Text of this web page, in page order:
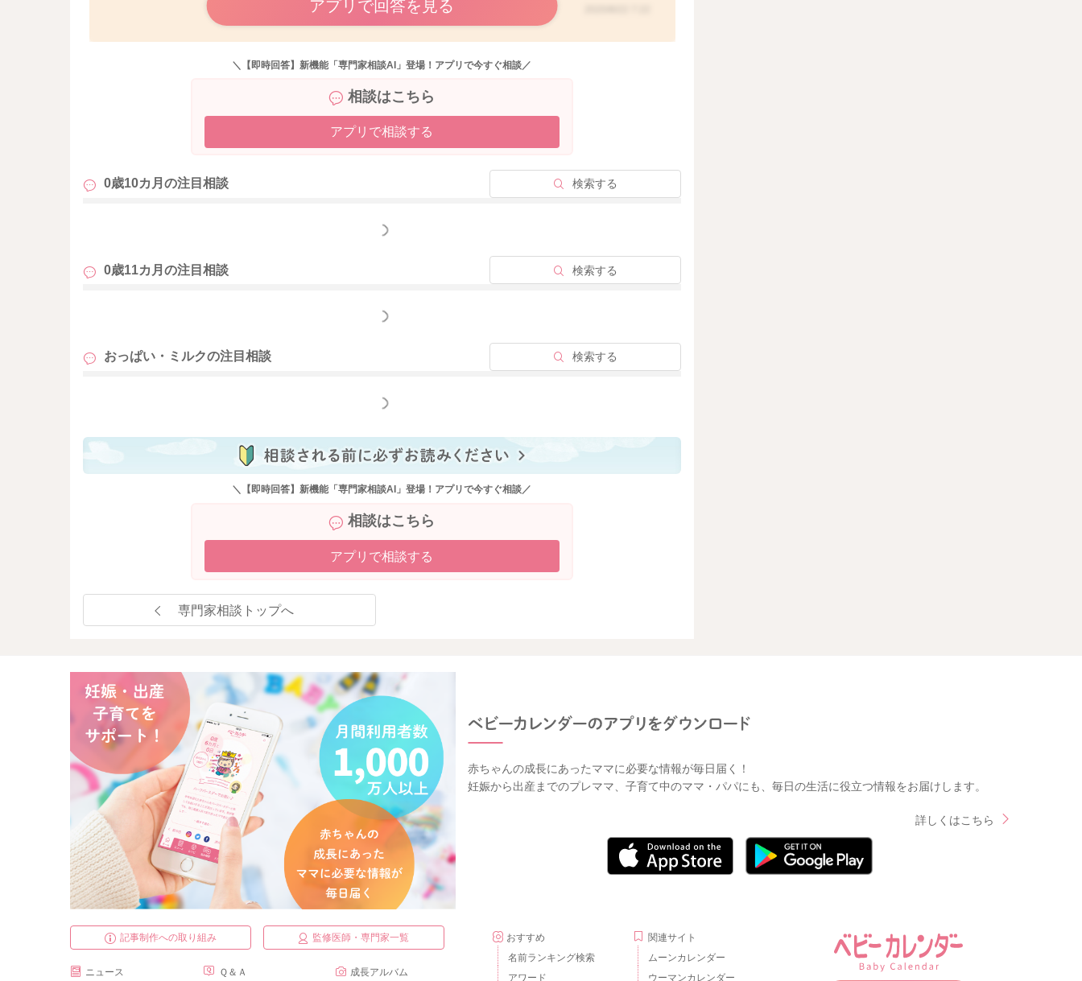
アプリで回答を見る
＼【即時回答】新機能「専門家相談AI」登場！アプリで今すぐ相談／
相談はこちら
アプリで相談する
0歳10カ月の注目相談 検索する
もっと見る
0歳11カ月の注目相談 検索する
もっと見る
おっぱい・ミルクの注目相談 検索する
もっと見る
＼【即時回答】新機能「専門家相談AI」登場！アプリで今すぐ相談／
相談はこちら
アプリで相談する
専門家相談トップへ
赤ちゃんの成長にあったママに必要な情報が毎日届く！
妊娠から出産までのプレママ、子育て中のママ・パパにも、毎日の生活に役立つ情報をお届けします。
詳しくはこちら
記事制作への取り組み 監修医師・専門家一覧
ニュース Ｑ＆Ａ 成長アルバム
おすすめ
名前ランキング検索
アワード
関連サイト
ムーンカレンダー
ウーマンカレンダー